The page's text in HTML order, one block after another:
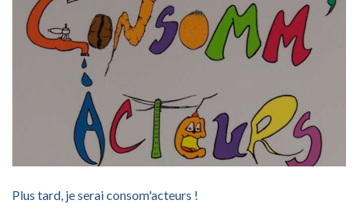
Plus tard, je serai consom'acteurs !